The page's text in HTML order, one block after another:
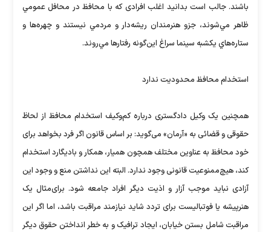
باشند. جالب است بدانید اغلب افرادی كه با محافظ در محافل عمومي
ظاهر مي‌شوند، جزو هنرمندان ريشه‌دار و مردمي نيستند و چهره‌ها و
ستاره‌هاي يكشبه سينما سراغ اين‌‌گونه رفتار‌ها مي‌روند.
استخدام محافظ محدودیت ندارد
همچنین یک وکیل دادگستری درباره کم‌وکیف استخدام محافظ از لحاظ
حقوقی و قضائی به «آرمان» می‌گوید:‌ بر اساس قانون اگر فرد بخواهد برای
خود محافظ به عناوین مختلف همچون همیار، همکار و بادیگارد استخدام
کند، هیچ‌ممنوعیت قانونی وجود ندارد. البته این نداشتن منع و وجود این
آزادی نباید موجب آزار و اذیت دیگر افراد جامعه شود. برای‌مثال یک
هنرپیشه یا فوتبالیست برای تردد شاید نیازمند مراقبت باشد، اما اگر این
مراقبت شامل بستن خیابان، ایجاد ترافیک و به خطر انداختن حقوق دیگر